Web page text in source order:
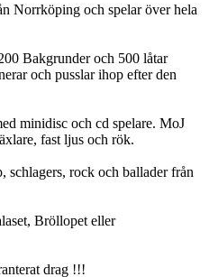
Norrköping och spelar över hela
Bakgrunder och 500 låtar
och pusslar ihop efter den
minidisc och cd spelare. MoJ
fast ljus och rök.
schlagers, rock och ballader från
Bröllopet eller
drag !!!